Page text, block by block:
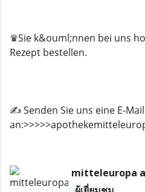
♛Sie k&ouml;nnen bei uns
Rezept bestellen.
✍️ Senden Sie uns eine E-Mail
mitteleuropa